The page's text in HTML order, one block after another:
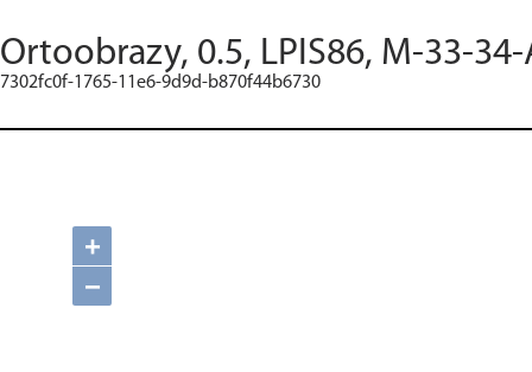
Ortoobrazy, 0.5, LPIS86, M-33-
7302fc0f-1765-11e6-9d9d-b870f44b6730
+
−